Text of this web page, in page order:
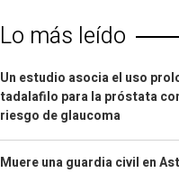
Lo más leído
Un estudio asocia el uso
tadalafilo para la próstata
riesgo de glaucoma
Muere una guardia civil en